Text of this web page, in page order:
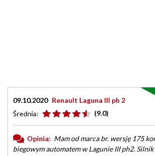
09.10.2020 Renault Laguna III ph 2
Średnia:
(9.0)
Opinia: Mam od marca br. wersję 175
biegowym automatem w Lagunie III ph2.